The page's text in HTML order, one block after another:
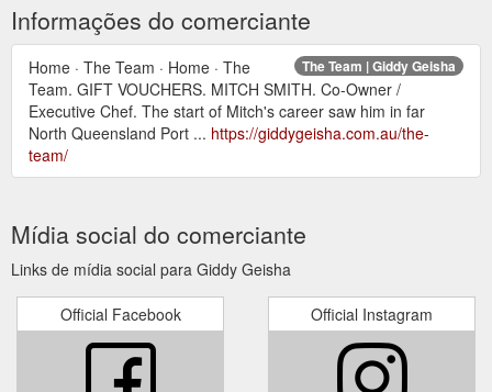
Informações do comerciante
The Team | Giddy Geisha
Home · The Team · Home · The
Team. GIFT VOUCHERS. MITCH SMITH. Co-Owner /
Executive Chef. The start of Mitch's career saw him in far
North Queensland Port ... https://giddygeisha.com.au/the-
team/
Mídia social do comerciante
Links de mídia social para Giddy Geisha
Official Facebook Official Instagram